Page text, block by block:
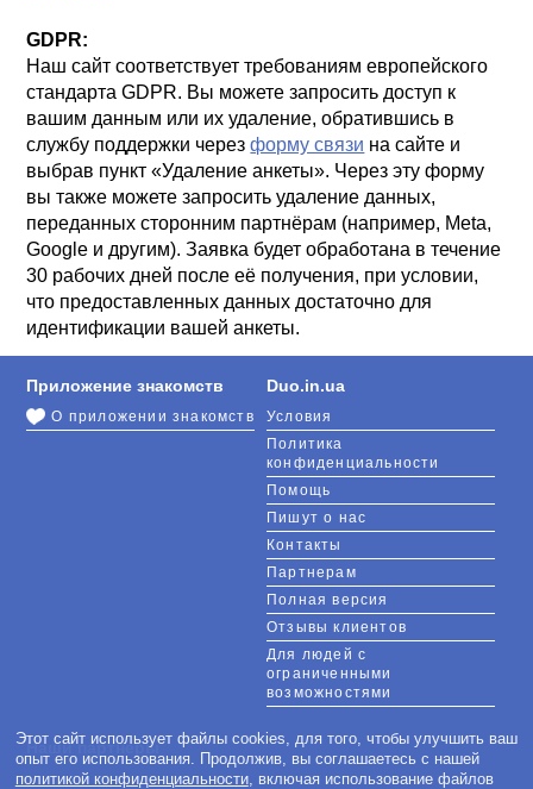
GDPR:
Наш сайт соответствует требованиям европейского
стандарта GDPR. Вы можете запросить доступ к
вашим данным или их удаление, обратившись в
службу поддержки черезформу связи на сайте и
выбрав пункт «Удаление анкеты». Через эту форму
вы также можете запросить удаление данных,
переданных сторонним партнёрам (например, Meta,
Google и другим). Заявка будет обработана в течение
30 рабочих дней после её получения, при условии,
что предоставленных данных достаточно для
идентификации вашей анкеты.
Duo.in.ua
Условия
Политика
конфиденциальности
Помощь
Пишут о нас
Контакты
Партнерам
Полная версия
Отзывы клиентов
Для людей с
ограниченными
возможностями
Приложение знакомств
О приложении знакомств
Наши партнеры
Этот сайт использует файлы cookies, для того, чтобы улучшить ваш
опыт его использования. Продолжив, вы соглашаетесь с нашей
политикой конфиденциальности, включая использование файлов